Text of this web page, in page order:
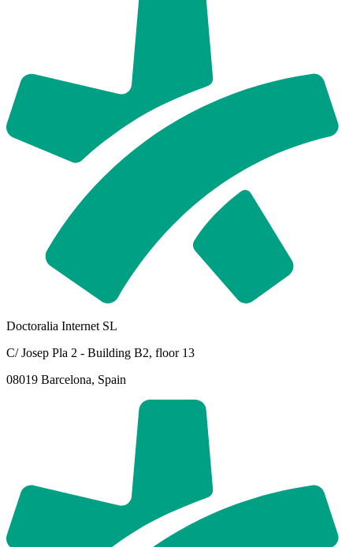
Doctoralia Internet SL
C/ Josep Pla 2 - Building B2, floor 13
08019 Barcelona, Spain